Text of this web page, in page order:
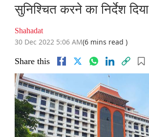
सुनिश्चित करने का निर्देश दिया
Shahadat
30 Dec 2022 5:06 AM(6 mins read )
Share this